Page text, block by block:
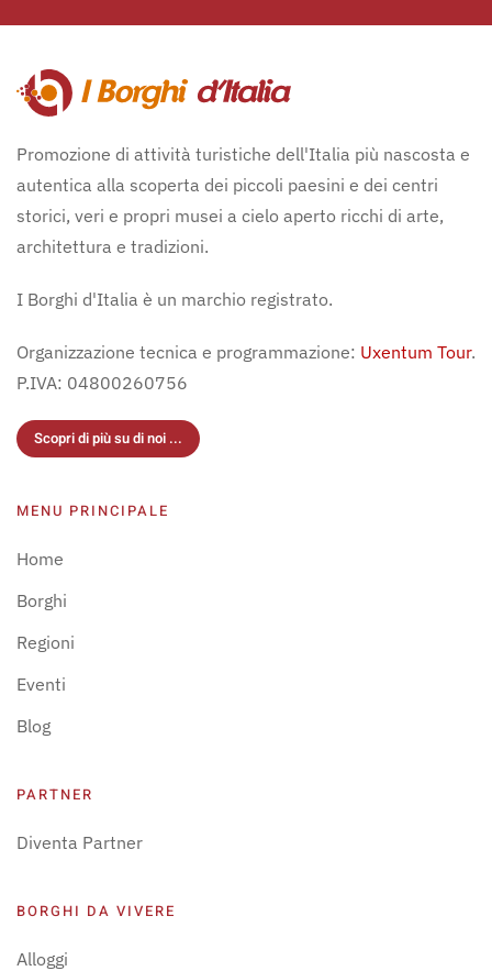
Promozione di attività turistiche dell'Italia più nascosta e
autentica alla scoperta dei piccoli paesini e dei centri
storici, veri e propri musei a cielo aperto ricchi di arte,
architettura e tradizioni.
I Borghi d'Italia è un marchio registrato.
Organizzazione tecnica e programmazione: Uxentum Tour.
P.IVA: 04800260756
Scopri di più su di noi ...
MENU PRINCIPALE
Home
Borghi
Regioni
Eventi
Blog
PARTNER
Diventa Partner
BORGHI DA VIVERE
Alloggi